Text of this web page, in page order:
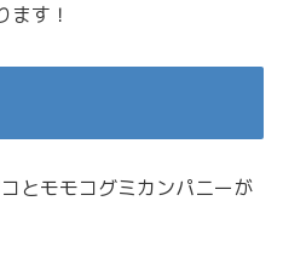
す！
とモモコグミカンパニーが